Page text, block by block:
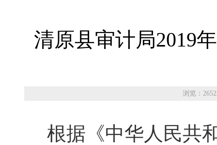
清原县审计局2019
浏览：
根据《中华人民共